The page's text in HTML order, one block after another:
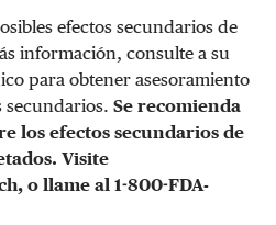
efectos secundarios de
información, consulte a su
para obtener asesoramiento
secundarios. Se recomienda
los efectos secundarios de
Visite
o llame al 1-800-FDA-